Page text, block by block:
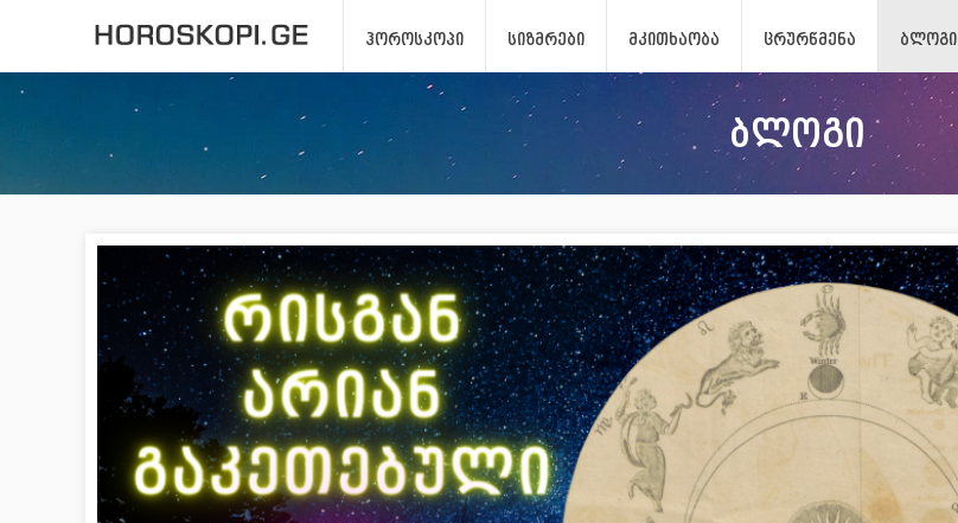
ᲰᲝᲠᲝᲡᲙᲝᲞᲘ ᲡᲘᲖᲛᲠᲔᲑᲘ ᲛᲙᲘᲗᲮᲐᲝᲑᲐ ᲪᲠᲣᲠᲬᲛᲔᲜᲐ ᲑᲚᲝᲒᲘ
ბლოგი